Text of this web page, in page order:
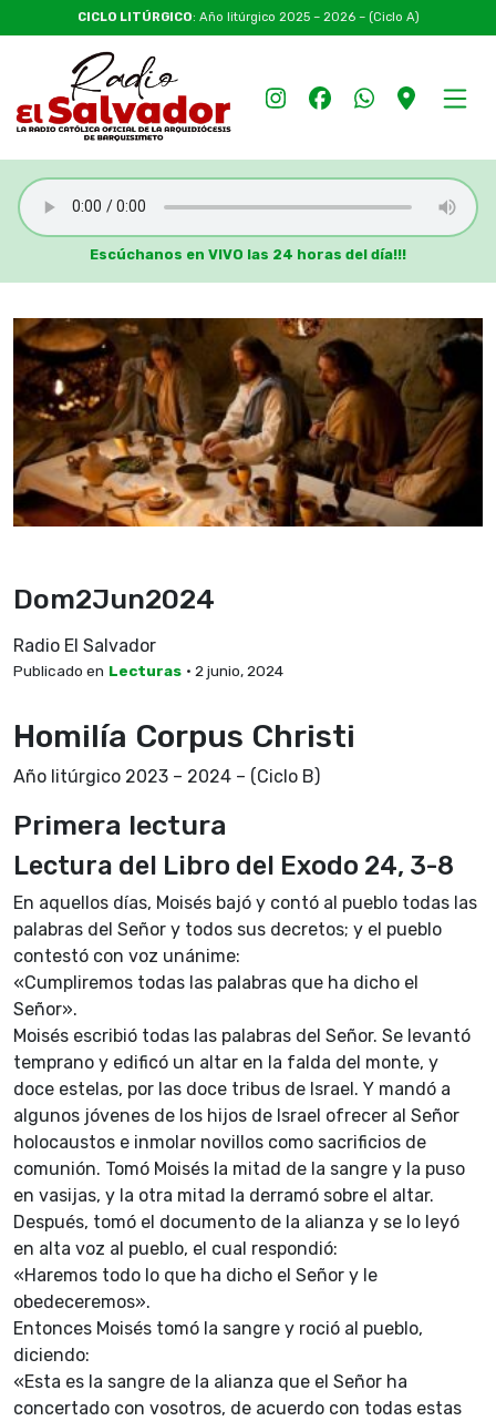
CICLO LITÚRGICO: Año litúrgico 2025 – 2026 – (Ciclo A)
Escúchanos en VIVO las 24 horas del día!!!
Dom2Jun2024
Radio El Salvador
Publicado en Lecturas • 2 junio, 2024
Homilía Corpus Christi
Año litúrgico 2023 – 2024 – (Ciclo B)
Primera lectura
Lectura del Libro del Exodo 24, 3-8
En aquellos días, Moisés bajó y contó al pueblo todas las
palabras del Señor y todos sus decretos; y el pueblo
contestó con voz unánime:
«Cumpliremos todas las palabras que ha dicho el
Señor».
Moisés escribió todas las palabras del Señor. Se levantó
temprano y edificó un altar en la falda del monte, y
doce estelas, por las doce tribus de Israel. Y mandó a
algunos jóvenes de los hijos de Israel ofrecer al Señor
holocaustos e inmolar novillos como sacrificios de
comunión. Tomó Moisés la mitad de la sangre y la puso
en vasijas, y la otra mitad la derramó sobre el altar.
Después, tomó el documento de la alianza y se lo leyó
en alta voz al pueblo, el cual respondió:
«Haremos todo lo que ha dicho el Señor y le
obedeceremos».
Entonces Moisés tomó la sangre y roció al pueblo,
diciendo:
«Esta es la sangre de la alianza que el Señor ha
concertado con vosotros, de acuerdo con todas estas